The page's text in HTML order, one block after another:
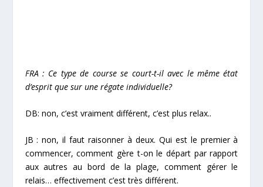
FRA : Ce type de course se court-t-il avec le même état
d’esprit que sur une régate individuelle?
DB: non, c’est vraiment différent, c’est plus relax..
JB : non, il faut raisonner à deux. Qui est le premier à
commencer, comment gère t-on le départ par rapport
aux autres au bord de la plage, comment gérer le
relais… effectivement c’est très différent.